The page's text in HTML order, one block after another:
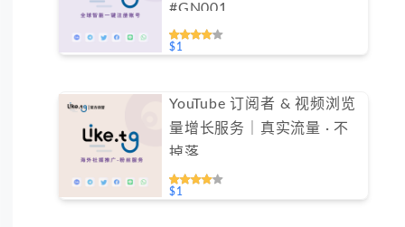
#GN001
$1
YouTube 订阅者 & 视频浏览
量增长服务｜真实流量 · 不
掉落
$1